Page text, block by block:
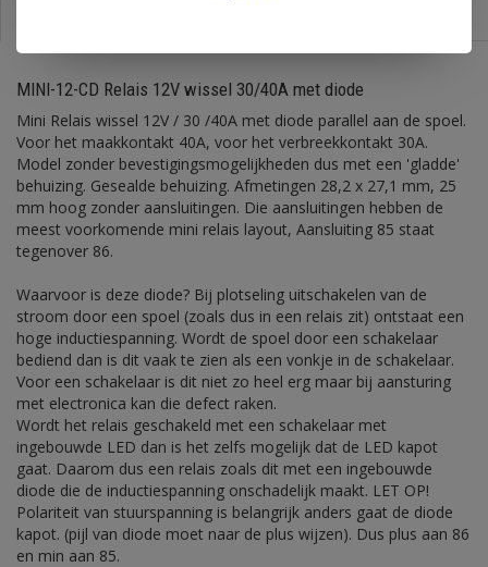
MINI-12-CD Relais 12V wissel 30/40A met diode
Mini Relais wissel 12V / 30 /40A met diode parallel aan de spoel.
Voor het maakkontakt 40A, voor het verbreekkontakt 30A.
Model zonder bevestigingsmogelijkheden dus met een 'gladde'
behuizing. Gesealde behuizing. Afmetingen 28,2 x 27,1 mm, 25
mm hoog zonder aansluitingen. Die aansluitingen hebben de
meest voorkomende mini relais layout, Aansluiting 85 staat
tegenover 86.
Waarvoor is deze diode? Bij plotseling uitschakelen van de
stroom door een spoel (zoals dus in een relais zit) ontstaat een
hoge inductiespanning. Wordt de spoel door een schakelaar
bediend dan is dit vaak te zien als een vonkje in de schakelaar.
Voor een schakelaar is dit niet zo heel erg maar bij aansturing
met electronica kan die defect raken.
Wordt het relais geschakeld met een schakelaar met
ingebouwde LED dan is het zelfs mogelijk dat de LED kapot
gaat. Daarom dus een relais zoals dit met een ingebouwde
diode die de inductiespanning onschadelijk maakt. LET OP!
Polariteit van stuurspanning is belangrijk anders gaat de diode
kapot. (pijl van diode moet naar de plus wijzen). Dus plus aan 86
en min aan 85.